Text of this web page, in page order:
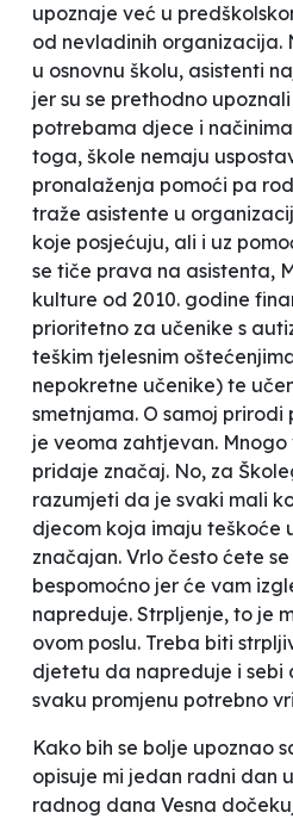
upoznaje već u
od nevladinih organizacija.
u osnovnu školu, asistenti
jer su se prethodno
potrebama djece i
toga, škole nemaju
pronalaženja pomoći pa
traže asistente u
koje posjećuju, ali i uz
se tiče prava na asistenta,
kulture od 2010. godine
prioritetno za učenike s
teškim tjelesnim
nepokretne učenike) te
smetnjama. O samoj prirodi
je veoma zahtjevan.
pridaje značaj. No, za
razumjeti da je svaki mali
djecom koja imaju teškoće
značajan. Vrlo često ćete
bespomoćno jer će vam
napreduje. Strpljenje, to je
ovom poslu. Treba biti
djetetu da napreduje i sebi
svaku promjenu potrebno
Kako bih se bolje upoznao
opisuje mi jedan radni dan
radnog dana Vesna